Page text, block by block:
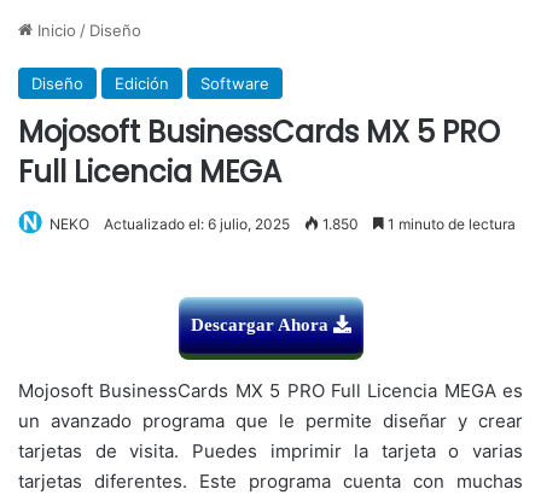
Inicio / Diseño
Diseño Edición Software
Mojosoft BusinessCards MX 5 PRO
Full Licencia MEGA
NEKO Actualizado el: 6 julio, 2025 1.850 1 minuto de lectura
Descargar Ahora
Mojosoft BusinessCards MX 5 PRO Full Licencia MEGA es
un avanzado programa que le permite diseñar y crear
tarjetas de visita. Puedes imprimir la tarjeta o varias
tarjetas diferentes. Este programa cuenta con muchas